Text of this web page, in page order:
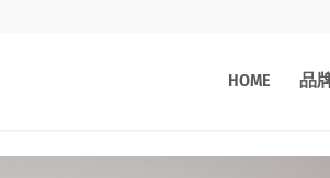
HOME 品